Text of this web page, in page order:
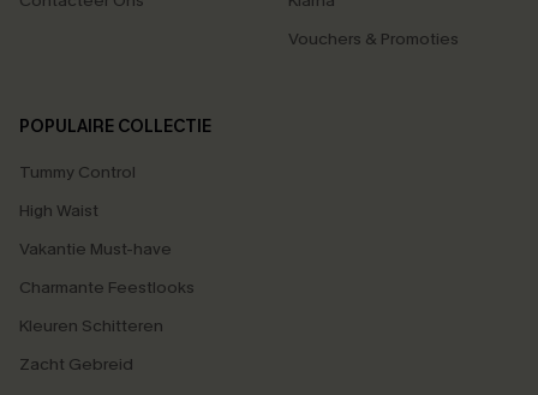
Vouchers & Promoties
POPULAIRE COLLECTIE
Tummy Control
High Waist
Vakantie Must-have
Charmante Feestlooks
Kleuren Schitteren
Zacht Gebreid